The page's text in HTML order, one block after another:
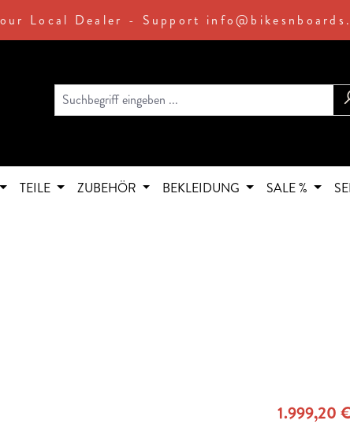
Local Dealer - Support
TEILE ZUBEHÖR BEKLEIDUNG SALE %
1.999,20